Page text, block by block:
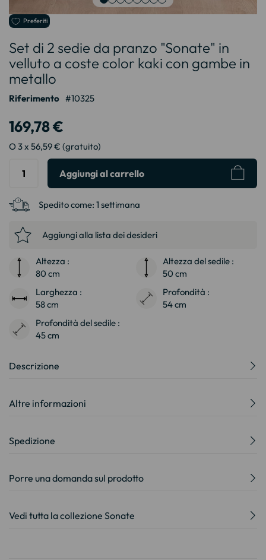
Vai
della
galleria
di
immagini
Preferiti
Set di 2 sedie da pranzo "Sonate" in
velluto a coste color kaki con gambe in
metallo
Riferimento 10325
169,78 €
O 3 x 56,59 € (gratuito)
Aggiungi al carrello
Spedito come: 1 settimana
Aggiungi alla lista dei desideri
Altezza :
80 cm
Altezza del sedile :
50 cm
Larghezza :
58 cm
Profondità :
54 cm
Profondità del sedile :
45 cm
Descrizione
Altre informazioni
Spedizione
Porre una domanda sul prodotto
Vedi tutta la collezione Sonate